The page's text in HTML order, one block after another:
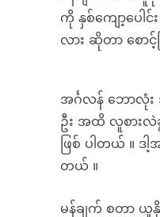
ကို နှစ်ကျော့ပေါ
လား ဆိုတာ စောင့်
အင်္ဂလန် ဘောလုံး
ဦး အထိ လူစားလဲ
ဖြစ် ပါတယ် ။ ဒ
တယ် ။
မန်ချက် စတာ ယူ